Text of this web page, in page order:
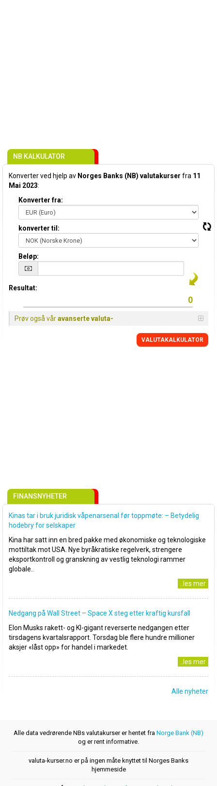
NB KALKULATOR
Konverter ved hjelp av Norges Banks (NB) valutakurser fra 11
Mai 2023:
Konverter fra:
konverter til:
Beløp:
Resultat:
Prøv også våravanserte valuta-
VALUTAKALKULATOR
FINANSNYHETER
Kinas tar i bruk juridisk våpenarsenal før toppmøte: – Betydelig
hodebry for selskaper
Kina har satt inn en bred pakke med økonomiske og teknologiske
mottiltak mot USA. Nye byråkratiske regelverk, strengere
eksportkontroll og granskning av vestlig teknologi rammer
globale..
..les mer
Nedgang på Wall Street – Space X steg etter kraftig kursfall
Elon Musks rakett- og KI-gigant reverserte nedgangen etter
tirsdagens kvartalsrapport. Torsdag ble flere hundre millioner
aksjer «låst opp» for handel i markedet.
..les mer
Alle nyheter
Alle data vedrørende NBs valutakurser er hentet fra Norge Bank (NB)
og er rent informative.
valuta-kurser.no er på ingen måte knyttet til Norges Banks
hjemmeside